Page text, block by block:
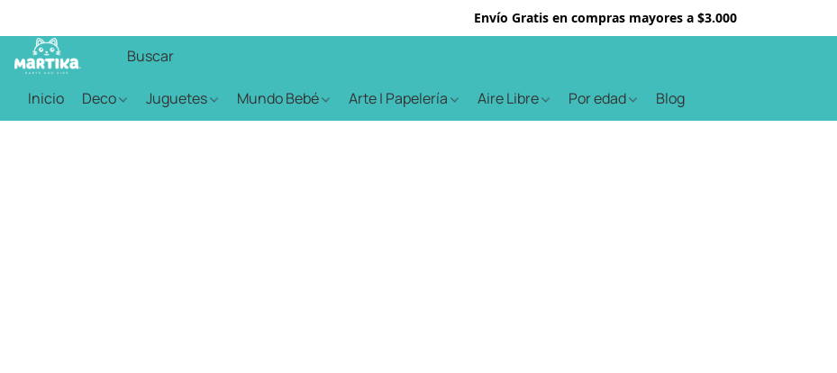
Envío Gratis en compras mayores a $3.000
Inicio Deco Juguetes Mundo Bebé Arte | Papelería Aire Libre Por edad Blog